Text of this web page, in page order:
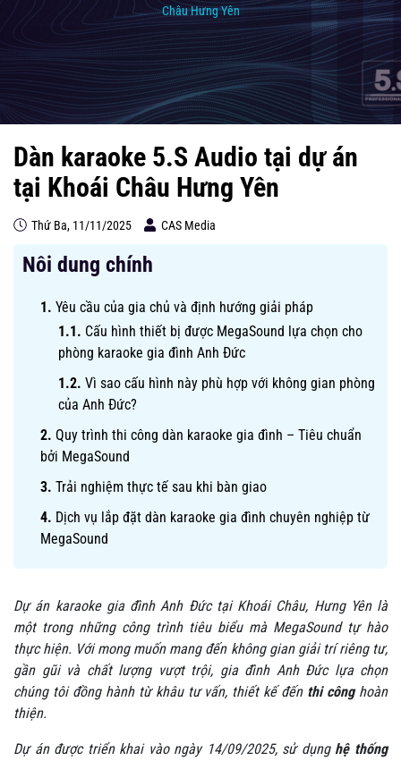
Châu Hưng Yên
Dàn karaoke 5.S Audio tại dự án
tại Khoái Châu Hưng Yên
Thứ Ba, 11/11/2025 CAS Media
Nôi dung chính
Yêu cầu của gia chủ và định hướng giải pháp
Cấu hình thiết bị được MegaSound lựa chọn cho
phòng karaoke gia đình Anh Đức
Vì sao cấu hình này phù hợp với không gian phòng
của Anh Đức?
Quy trình thi công dàn karaoke gia đình – Tiêu chuẩn
bởi MegaSound
Trải nghiệm thực tế sau khi bàn giao
Dịch vụ lắp đặt dàn karaoke gia đình chuyên nghiệp từ
MegaSound
Dự án karaoke gia đình Anh Đức tại Khoái Châu, Hưng Yên là
một trong những công trình tiêu biểu mà MegaSound tự hào
thực hiện. Với mong muốn mang đến không gian giải trí riêng tư,
gần gũi và chất lượng vượt trội, gia đình Anh Đức lựa chọn
chúng tôi đồng hành từ khâu tư vấn, thiết kế đến thi cônghoàn
thiện.
Dự án được triển khai vào ngày 14/09/2025, sử dụnghệ thống